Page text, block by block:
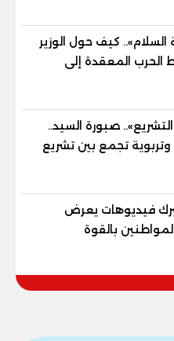
كيف حول الوزير
المعقدة إلى
والإعمار؟
صبورة السيد..
وتربوية تجمع بين تشريع
لبناء الإنسان
فيديوهات يعرض
بالقوة